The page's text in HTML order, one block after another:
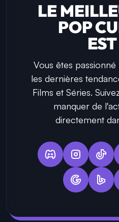
LE
POP
Vous êtes
les dernières
Films et Séries.
manquer de
directement